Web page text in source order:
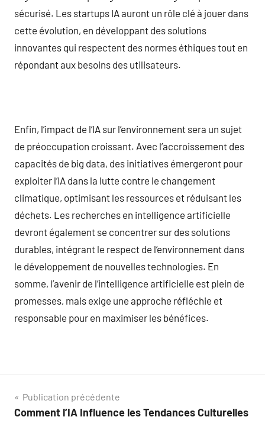
sécurisé. Les startups IA auront un rôle clé à jouer dans
cette évolution, en développant des solutions
innovantes qui respectent des normes éthiques tout en
répondant aux besoins des utilisateurs.
Enfin, l’impact de l’IA sur l’environnement sera un sujet
de préoccupation croissant. Avec l’accroissement des
capacités de big data, des initiatives émergeront pour
exploiter l’IA dans la lutte contre le changement
climatique, optimisant les ressources et réduisant les
déchets. Les recherches en intelligence artificielle
devront également se concentrer sur des solutions
durables, intégrant le respect de l’environnement dans
le développement de nouvelles technologies. En
somme, l’avenir de l’intelligence artificielle est plein de
promesses, mais exige une approche réfléchie et
responsable pour en maximiser les bénéfices.
Navigation
de
Publication précédente
Comment l’IA Influence les Tendances Culturelles